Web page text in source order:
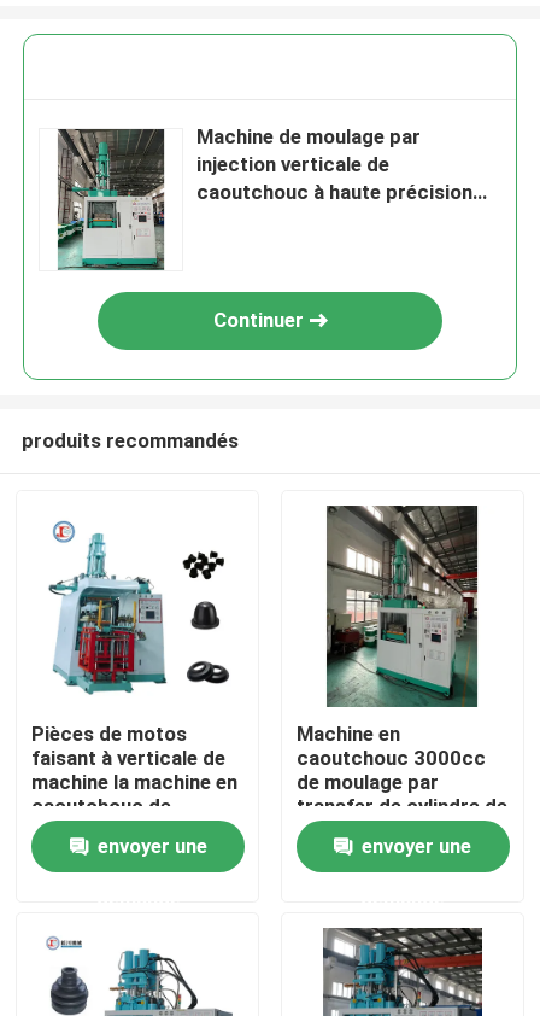
Aperçu
Produits
Vidéos
Machine de moulage par
injection verticale de
caoutchouc à haute précision
Continuer
produits recommandés
Pièces de motos
faisant à verticale de
machine la machine en
caoutchouc de
moulage par injection
pour l'amortisseur en
caoutchouc
envoyer une
Machine en
caoutchouc 3000cc
de moulage par
transfer de cylindre de
la machine 4 de
moulage par injection
envoyer une